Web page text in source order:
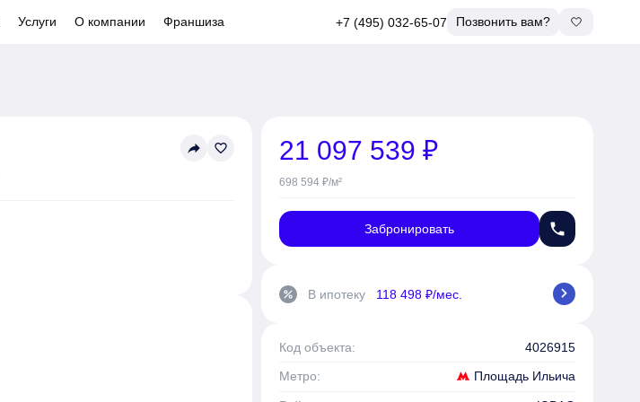
Услуги О компании Франшиза +7 (495) 032-65-07 Позвонить вам?
reply favorite_border 21 097 539 ₽
698 594 ₽/м²
Забронировать phone
percent В ипотеку 118 498 ₽/мес. chevron_right
Код объекта: 4026915
Метро: Площадь Ильича